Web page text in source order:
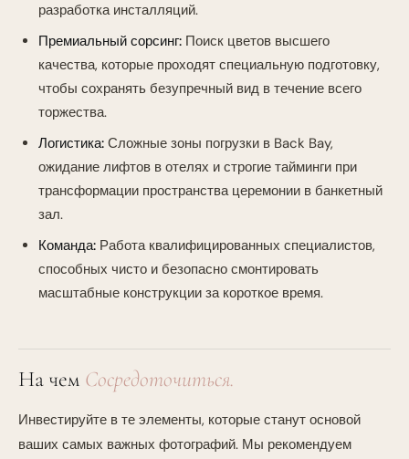
разработка инсталляций.
Премиальный сорсинг: Поиск цветов высшего
качества, которые проходят специальную подготовку,
чтобы сохранять безупречный вид в течение всего
торжества.
Логистика: Сложные зоны погрузки в Back Bay,
ожидание лифтов в отелях и строгие тайминги при
трансформации пространства церемонии в банкетный
зал.
Команда: Работа квалифицированных специалистов,
способных чисто и безопасно смонтировать
масштабные конструкции за короткое время.
На чем Сосредоточиться.
Инвестируйте в те элементы, которые станут основой
ваших самых важных фотографий. Мы рекомендуем